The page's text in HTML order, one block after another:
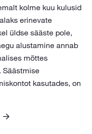
kolme kuu kulusid
erinevate
üldse sääste pole,
alustamine annab
mõttes
Säästmise
kasutades, on